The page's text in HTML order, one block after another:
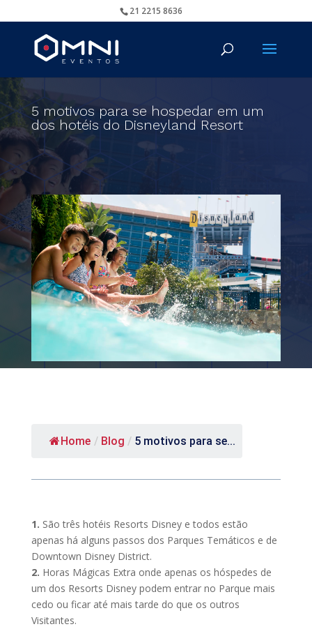
21 2215 8636
5 motivos para se hospedar em um
dos hotéis do Disneyland Resort
Home / Blog / 5 motivos para se...
1. São três hotéis Resorts Disney e todos estão
apenas há alguns passos dos Parques Temáticos e de
Downtown Disney District.
2. Horas Mágicas Extra onde apenas os hóspedes de
um dos Resorts Disney podem entrar no Parque mais
cedo ou ficar até mais tarde do que os outros
Visitantes.